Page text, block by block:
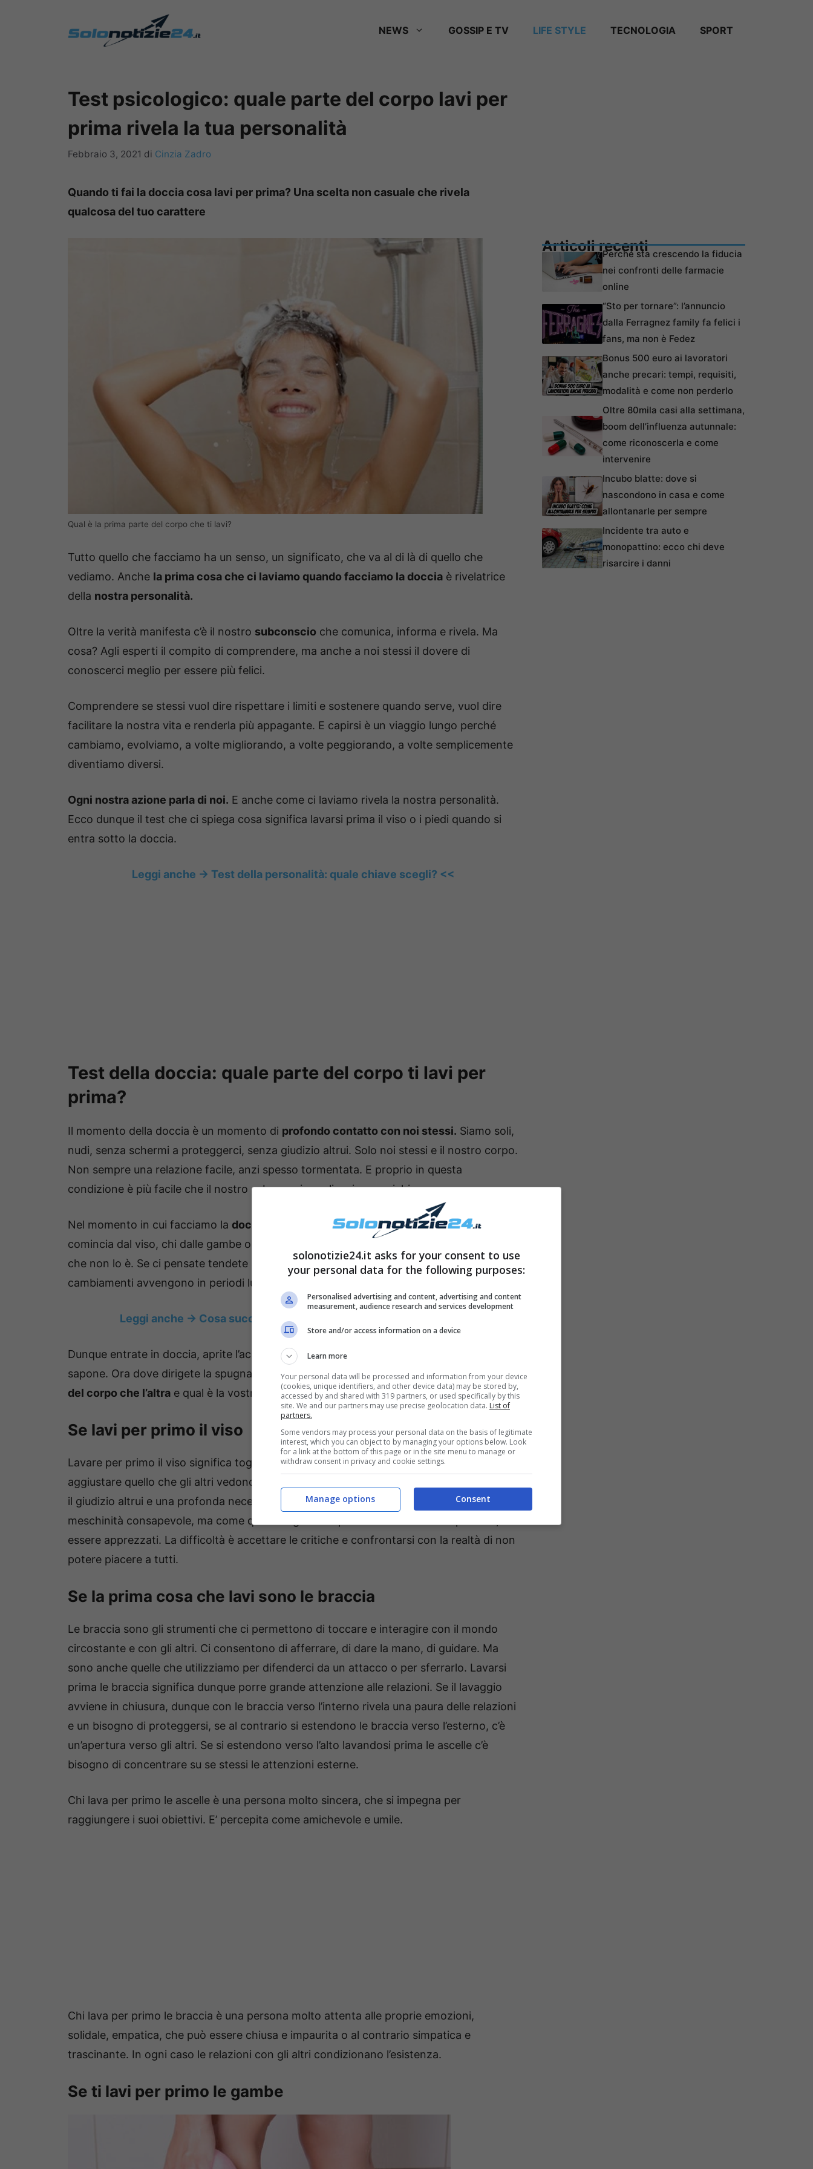
NEWS GOSSIP E TV LIFE STYLE TECNOLOGIA SPORT
Test psicologico: quale parte del corpo lavi per
prima rivela la tua personalità
Febbraio 3, 2021 di Cinzia Zadro
Quando ti fai la doccia cosa lavi per prima? Una scelta non casuale che rivela
qualcosa del tuo carattere
Qual è la prima parte del corpo che ti lavi?
Tutto quello che facciamo ha un senso, un significato, che va al di là di quello che
vediamo. Anche la prima cosa che ci laviamo quando facciamo la doccia è rivelatrice
della nostra personalità.
Oltre la verità manifesta c’è il nostro subconscio che comunica, informa e rivela. Ma
cosa? Agli esperti il compito di comprendere, ma anche a noi stessi il dovere di
conoscerci meglio per essere più felici.
Comprendere se stessi vuol dire rispettare i limiti e sostenere quando serve, vuol dire
facilitare la nostra vita e renderla più appagante. E capirsi è un viaggio lungo perché
cambiamo, evolviamo, a volte migliorando, a volte peggiorando, a volte semplicemente
diventiamo diversi.
Ogni nostra azione parla di noi. E anche come ci laviamo rivela la nostra personalità.
Ecco dunque il test che ci spiega cosa significa lavarsi prima il viso o i piedi quando si
entra sotto la doccia.
Leggi anche -> Test della personalità: quale chiave scegli? <<
Test della doccia: quale parte del corpo ti lavi per
prima?
Il momento della doccia è un momento di profondo contatto con noi stessi. Siamo soli,
nudi, senza schermi a proteggerci, senza giudizio altrui. Solo noi stessi e il nostro corpo.
Non sempre una relazione facile, anzi spesso tormentata. E proprio in questa
condizione è più facile che il nostro subconscio parli e ci comunichi.
Nel momento in cui facciamo la doccia laviamo prima alcune parti del corpo. C’è chi
comincia dal viso, chi dalle gambe o dai piedi. Una scelta apparentemente casuale, ma
che non lo è. Se ci pensate tendete a farvi la doccia sempre nello stesso modo e
cambiamenti avvengono in periodi lunghi e non brevi.
Leggi anche -> Cosa succede se non ti fai la doccia per 2 giorni <<
Dunque entrate in doccia, aprite l’acqua calda, prendete la spugna e versate sopra il
sapone. Ora dove dirigete la spugna? Scopritecosa significa lavarsi prima una parte
del corpo che l’altra e qual è la vostra personalità.
Se lavi per primo il viso
Lavare per primo il viso significa togliersi la maschera che si indossa con gli altri o
aggiustare quello che gli altri vedono di noi. Rivela in ogni caso una preoccupazione per
il giudizio altrui e una profonda necessità di piacere. Qui la maschera non è intesa come
meschinità consapevole, ma come quel bisogno compulsivo di ricevere complimenti, di
essere apprezzati. La difficoltà è accettare le critiche e confrontarsi con la realtà di non
potere piacere a tutti.
Se la prima cosa che lavi sono le braccia
Le braccia sono gli strumenti che ci permettono di toccare e interagire con il mondo
circostante e con gli altri. Ci consentono di afferrare, di dare la mano, di guidare. Ma
sono anche quelle che utilizziamo per difenderci da un attacco o per sferrarlo. Lavarsi
prima le braccia significa dunque porre grande attenzione alle relazioni. Se il lavaggio
avviene in chiusura, dunque con le braccia verso l’interno rivela una paura delle relazioni
e un bisogno di proteggersi, se al contrario si estendono le braccia verso l’esterno, c’è
un’apertura verso gli altri. Se si estendono verso l’alto lavandosi prima le ascelle c’è
bisogno di concentrare su se stessi le attenzioni esterne.
Chi lava per primo le ascelle è una persona molto sincera, che si impegna per
raggiungere i suoi obiettivi. E’ percepita come amichevole e umile.
Chi lava per primo le braccia è una persona molto attenta alle proprie emozioni,
solidale, empatica, che può essere chiusa e impaurita o al contrario simpatica e
trascinante. In ogni caso le relazioni con gli altri condizionano l’esistenza.
Se ti lavi per primo le gambe
Articoli recentiPerché sta crescendo la fiducia
nei confronti delle farmacie
online
“Sto per tornare”: l’annuncio
dalla Ferragnez family fa felici i
fans, ma non è Fedez
Bonus 500 euro ai lavoratori
anche precari: tempi, requisiti,
modalità e come non perderlo
Oltre 80mila casi alla settimana,
boom dell’influenza autunnale:
come riconoscerla e come
intervenire
Incubo blatte: dove si
nascondono in casa e come
allontanarle per sempre
Incidente tra auto e
monopattino: ecco chi deve
risarcire i danni
solonotizie24.it asks for your consent to use
your personal data for the following purposes:
Personalised advertising and content, advertising and content
measurement, audience research and services development
Store and/or access information on a device
Learn more
Your personal data will be processed and information from your device
(cookies, unique identifiers, and other device data) may be stored by,
accessed by and shared with 319 partners, or used specifically by this
site. We and our partners may use precise geolocation data. List of
partners.
Some vendors may process your personal data on the basis of legitimate
interest, which you can object to by managing your options below. Look
for a link at the bottom of this page or in the site menu to manage or
withdraw consent in privacy and cookie settings.
Consent
Manage options